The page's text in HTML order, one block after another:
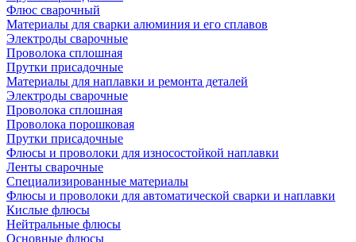
Флюс сварочный
Материалы для сварки алюминия и его сплавов
Электроды сварочные
Проволока сплошная
Прутки присадочные
Материалы для наплавки и ремонта деталей
Электроды сварочные
Проволока сплошная
Проволока порошковая
Прутки присадочные
Флюсы и проволоки для износостойкой наплавки
Ленты сварочные
Специализированные материалы
Флюсы и проволоки для автоматической сварки и наплавки
Кислые флюсы
Нейтральные флюсы
Основные флюсы